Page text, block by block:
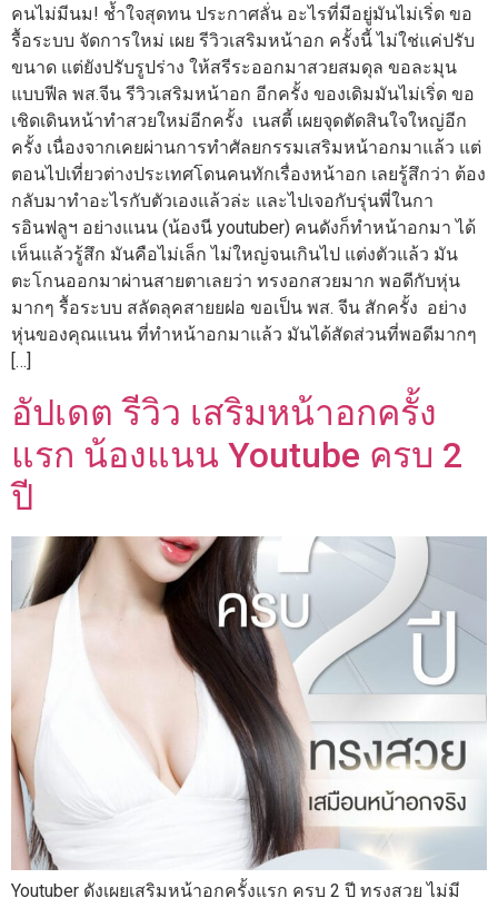
คนไม่มีนม! ช้ำใจสุดทน ประกาศลั่น อะไรที่มีอยู่มันไม่เริ่ด ขอ
รื้อระบบ จัดการใหม่ เผย รีวิวเสริมหน้าอก ครั้งนี้ ไม่ใช่แค่ปรับ
ขนาด แต่ยังปรับรูปร่าง ให้สรีระออกมาสวยสมดุล ขอละมุน
แบบฟีล พส.จีน รีวิวเสริมหน้าอก อีกครั้ง ของเดิมมันไม่เริ่ด ขอ
เชิดเดินหน้าทำสวยใหม่อีกครั้ง เนสตี้ เผยจุดตัดสินใจใหญ่อีก
ครั้ง เนื่องจากเคยผ่านการทำศัลยกรรมเสริมหน้าอกมาแล้ว แต่
ตอนไปเที่ยวต่างประเทศโดนคนทักเรื่องหน้าอก เลยรู้สึกว่า ต้อง
กลับมาทำอะไรกับตัวเองแล้วล่ะ และไปเจอกับรุ่นพี่ในกา
รอินฟลูฯ อย่างแนน (น้องนี youtuber) คนดังก็ทำหน้าอกมา ได้
เห็นแล้วรู้สึก มันคือไม่เล็ก ไม่ใหญ่จนเกินไป แต่งตัวแล้ว มัน
ตะโกนออกมาผ่านสายตาเลยว่า ทรงอกสวยมาก พอดีกับหุ่น
มากๆ รื้อระบบ สลัดลุคสายยฝอ ขอเป็น พส. จีน สักครั้ง อย่าง
หุ่นของคุณแนน ที่ทำหน้าอกมาแล้ว มันได้สัดส่วนที่พอดีมากๆ
[…]
อัปเดต รีวิว เสริมหน้าอกครั้ง
แรก น้องแนน Youtube ครบ 2
ปี
Youtuber ดังเผยเสริมหน้าอกครั้งแรก ครบ 2 ปี ทรงสวย ไม่มี